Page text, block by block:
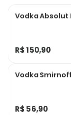
Vodka Absolut
R$ 150,90
Vodka
R$ 56,90